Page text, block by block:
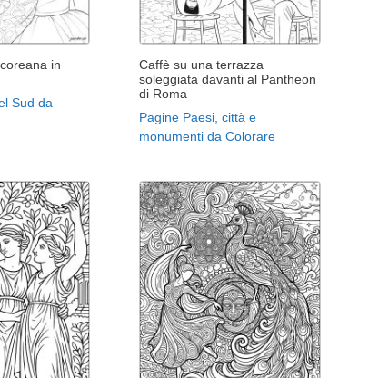
in
Sud da
Caffè su una terrazza
soleggiata davanti al Pantheon
di Roma
Pagine Paesi, città e
monumenti da Colorare